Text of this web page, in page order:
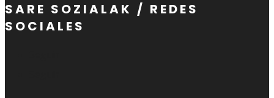
SARE SOZIALAK / REDES
SOCIALES